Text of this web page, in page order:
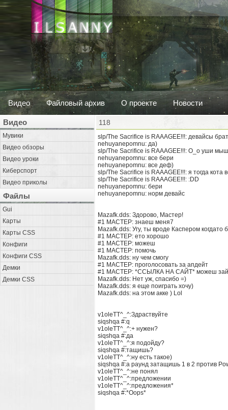
Видео Файловый архив О проекте Новости
Видео
Мувики
Видео обзоры
Видео уроки
Киберспорт
Видео приколы
Файлы
Gui
Карты
Карты CSS
Конфиги
Конфиги CSS
Демки
Демки CSS
118
slp/The Sacrifice is RAAAGEE!!!: девайсы
nehuyanepomnu: да)
slp/The Sacrifice is RAAAGEE!!!: О_о уши
nehuyanepomnu: все бери
nehuyanepomnu: все деф)
slp/The Sacrifice is RAAAGEE!!!: я тогда кота
slp/The Sacrifice is RAAAGEE!!!: :DD
nehuyanepomnu: бери
nehuyanepomnu: норм девайс
Mazafk.dds: Здорово, Мастер!
#1 MACTEP: знаеш меня7
Mazafk.dds: Угу, ты вроде Каспером когдато
#1 MACTEP: ето хорошо
#1 MACTEP: можеш
#1 MACTEP: помочь
Mazafk.dds: ну чем смогу
#1 MACTEP: проголосовать за апдейт
#1 MACTEP: *ССЫЛКА НА САЙТ* можеш
Mazafk.dds: Нет уж, спасибо =)
Mazafk.dds: я еще поиграть хочу)
Mazafk.dds: на этом акке ) Lol
v1oleTT^_^:Здраствуйте
siqshqa #:q
v1oleTT^_^:+ нужен?
siqshqa #:да
v1oleTT^_^:я подойду?
siqshqa #:тащишь?
v1oleTT^_^:ну есть такое)
siqshqa #:а раунд затащишь 1 в 2 против
v1oleTT^_^:не понял
v1oleTT^_^:предложении
v1oleTT^_^:предложения*
siqshqa #:*Oops*